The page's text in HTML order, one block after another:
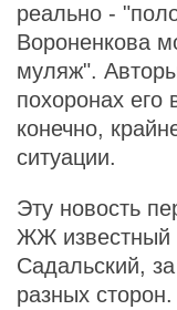
реально -
Вороненкова
муляж".
похоронах его
конечно,
ситуации.
Эту новость
ЖЖ известный
Садальский,
разных